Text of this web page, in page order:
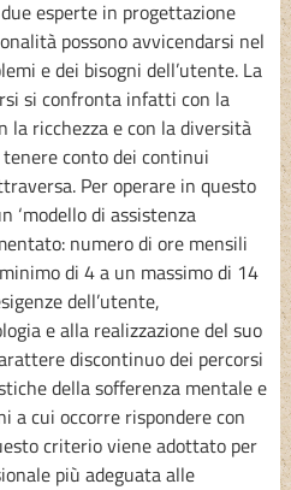
esperte in progettazione
possono avvicendarsi nel
e dei bisogni dell’utente. La
si confronta infatti con la
ricchezza e con la diversità
conto dei continui
Per operare in questo
‘modello di assistenza
numero di ore mensili
di 4 a un massimo di 14
dell’utente,
e alla realizzazione del suo
discontinuo dei percorsi
della sofferenza mentale e
a cui occorre rispondere con
criterio viene adottato per
più adeguata alle